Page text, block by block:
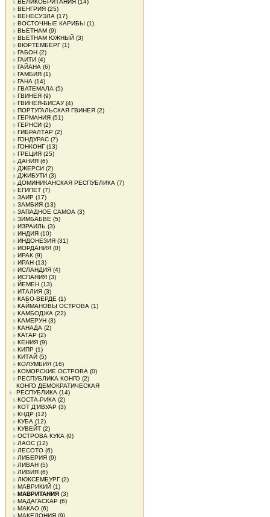
ВЕЛИКОБРИТАНИЯ (14)
ВЕНГРИЯ (25)
ВЕНЕСУЭЛА (17)
ВОСТОЧНЫЕ КАРИБЫ (1)
ВЬЕТНАМ (9)
ВЬЕТНАМ ЮЖНЫЙ (3)
ВЮРТЕМБЕРГ(1)
ГАБОН (2)
ГАИТИ (4)
ГАЙАНА (6)
ГАМБИЯ (1)
ГАНА (14)
ГВАТЕМАЛА (5)
ГВИНЕЯ (9)
ГВИНЕЯ-БИСАУ(4)
ПОРТУГАЛЬСКАЯ ГВИНЕЯ (2)
ГЕРМАНИЯ (51)
ГЕРНСИ (2)
ГИБРАЛТАР (2)
ГОНДУРАС (7)
ГОНКОНГ(13)
ГРЕЦИЯ (25)
ДАНИЯ (6)
ДЖЕРСИ (2)
ДЖИБУТИ (3)
ДОМИНИКАНСКАЯ РЕСПУБЛИКА (7)
ЕГИПЕТ (7)
ЗАИР (17)
ЗАМБИЯ (13)
ЗАПАДНОЕ САМОА (3)
ЗИМБАБВЕ (5)
ИЗРАИЛЬ (3)
ИНДИЯ (10)
ИНДОНЕЗИЯ (31)
ИОРДАНИЯ (0)
ИРАК (9)
ИРАН (13)
ИСЛАНДИЯ (4)
ИСПАНИЯ (3)
ЙЕМЕН (13)
ИТАЛИЯ (3)
КАБО-ВЕРДЕ (1)
КАЙМАНОВЫ ОСТРОВА (1)
КАМБОДЖА (22)
КАМЕРУН (3)
КАНАДА (2)
КАТАР (2)
КЕНИЯ (9)
КИПР (1)
КИТАЙ (5)
КОЛУМБИЯ (16)
КОМОРСКИЕ ОСТРОВА (0)
РЕСПУБЛИКА КОНГО (2)
КОНГО ДЕМОКРАТИЧЕСКАЯ
РЕСПУБЛИКА (14)
КОСТА-РИКА (2)
КОТ Д'ИВУАР (3)
КНДР (12)
КУБА (12)
КУВЕЙТ (2)
ОСТРОВА КУКА (0)
ЛАОС (12)
ЛЕСОТО (6)
ЛИБЕРИЯ (9)
ЛИВАН (5)
ЛИВИЯ (6)
ЛЮКСЕМБУРГ(2)
МАВРИКИЙ (1)
МАВРИТАНИЯ (3)
МАДАГАСКАР (6)
МАКАО (6)
МАКЕДОНИЯ (9)